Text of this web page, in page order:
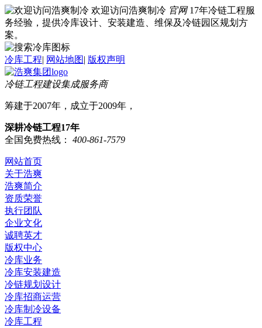
欢迎访问浩爽制冷 官网 17年冷链工程服
务经验，提供冷库设计、安装建造、维保及冷链园区规划方
案。
冷库工程| 网站地图| 版权声明
冷链工程建设集成服务商
筹建于2007年，成立于2009年，
深耕冷链工程17年
全国免费热线：
400-861-7579
网站首页
关于浩爽
浩爽简介
资质荣誉
执行团队
企业文化
诚聘英才
版权中心
冷库业务
冷库安装建造
冷链规划设计
冷库招商运营
冷库制冷设备
冷库工程